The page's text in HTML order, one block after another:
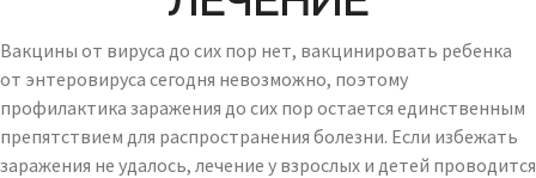
Вакцины от вируса до сих пор нет, вакцинировать ребенка
от энтеровируса сегодня невозможно, поэтому
профилактика заражения до сих пор остается единственным
препятствием для распространения болезни. Если избежать
заражения не удалось, лечение у взрослых и детей проводится